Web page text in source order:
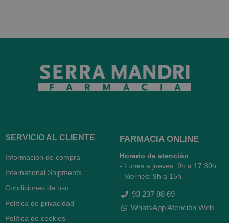
SERVICIO AL CLIENTE
Información de compra
International Shipments
Condiciones de uso
Política de privacidad
Política de cookies
FARMACIA ONLINE
Horario de atención:
- Lunes a jueves: 9h a 17.30h
- Viernes: 9h a 15h
93 237 88 69
WhatsApp Atención Web